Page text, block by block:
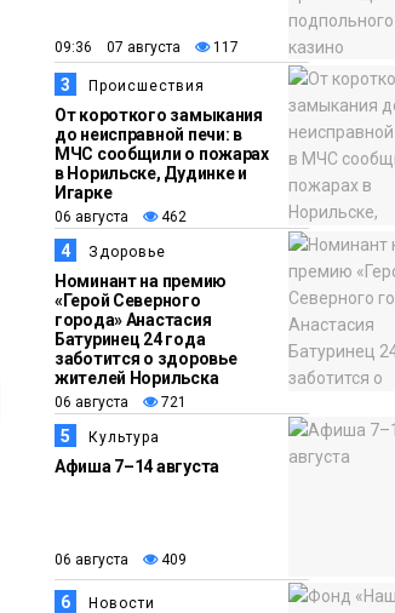
14:36
06 августа
Плато
Путорана
На плато Путорана
создадут систему
наблюдения за
мерзлотой и
территорию от
13:47
06 августа
Заполярный
транспортный
в Дудинке
заасфальтировал
тысяч
грузовых
09:36 07 августа 117
3 Происшествия
От короткого замыкания
до неисправной печи: в
МЧС сообщили о пожарах
в Норильске, Дудинке и
Игарке
06 августа 462
4 Здоровье
Номинант на премию
«Герой Северного
города» Анастасия
Батуринец 24 года
заботится о здоровье
жителей Норильска
06 августа 721
5 Культура
Афиша 7–14 августа
06 августа 409
6 Новости